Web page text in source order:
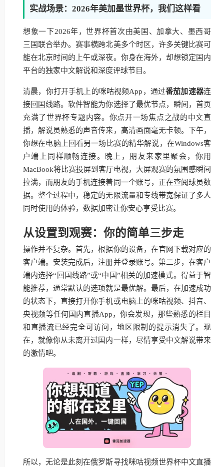
实战场景：2026年美加墨世界杯，我们这样看
想象一下2026年，世界杯首次由美国、加拿大、墨西哥
三国联合举办。赛事横跨北美多个时区，许多关键比赛可
能在北京时间的上午或深夜。你身在海外，却想锁定国内
平台的独家中文解说和深度评球节目。
清晨，你打开手机上的咪咕视频App，通过番茄加速器连
接回国线路。软件智能为你选择了最优节点，瞬间，首页
充满了世界杯专题内容。你点开一场焦点之战的中文直
播，解说员熟悉的声音传来，高清画面毫无卡顿。下午，
你想在电脑上回看另一场比赛的精华解说，在Windows客
户端上同样顺畅连接。晚上，朋友来家里聚会，你用
MacBook将比赛投屏到客厅电视，大屏观赛的氛围感瞬间
拉满，而朋友的手机连接着同一个账号，正在查阅球员数
据。整个过程中，稳定的无限流量和专线带宽保证了多人
同时使用的体验，数据加密让你安心享受比赛。
从设置到观赛：你的简单三步走
操作并不复杂。首先，根据你的设备，在官网下载对应的
客户端。安装完成后，注册并登录账号。第二步，在客户
端内选择“回国线路”或“中国”相关的加速模式。得益于智
能推荐，通常默认的选项就是最优解。最后，在加速成功
的状态下，直接打开你手机或电脑上的咪咕视频、抖音、
央视频等任何国内直播App，你会发现，那些熟悉的栏目
和直播流已经完全可访问，地区限制的提示消失了。现
在，就像你从未离开过国内一样，尽情享受中文解说带来
的激情吧。
所以，无论是此刻在俄罗斯寻找咪咕视频世界杯中文直播